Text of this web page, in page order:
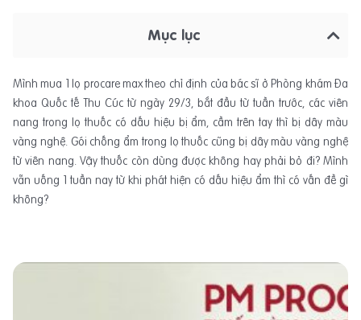
Mục lục
Mình mua 1 lọ procare max theo chỉ định của bác sĩ ở Phòng khám Đa
khoa Quốc tế Thu Cúc từ ngày 29/3, bắt đầu từ tuần trước, các viên
nang trong lọ thuốc có dấu hiệu bị ẩm, cầm trên tay thì bị dây màu
vàng nghệ. Gói chống ẩm trong lọ thuốc cũng bị dây màu vàng nghệ
từ viên nang. Vậy thuốc còn dùng được không hay phải bỏ đi? Mình
vẫn uống 1 tuần nay từ khi phát hiện có dấu hiệu ẩm thì có vấn đề gì
không?